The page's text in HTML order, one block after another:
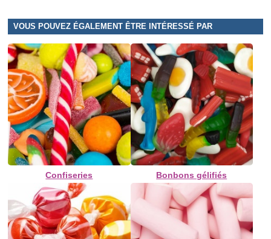
VOUS POUVEZ ÉGALEMENT ÊTRE INTÉRESSÉ PAR
Confiseries Bonbons gélifiés